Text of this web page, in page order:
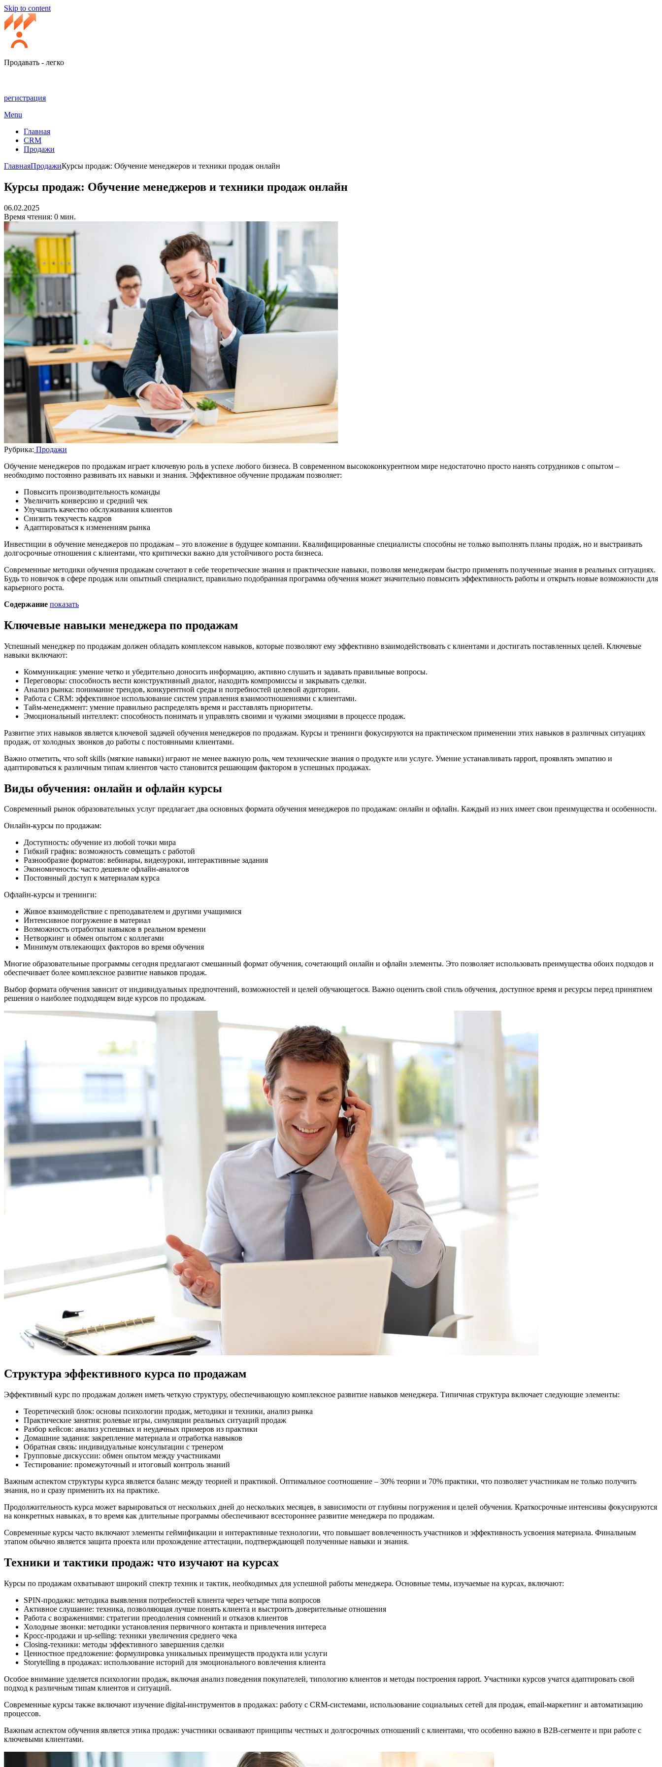
Skip to content
Продавать - легко
регистрация
Menu
Главная
CRM
Продажи
ГлавнаяПродажиКурсы продаж: Обучение менеджеров и техники продаж онлайн
Курсы продаж: Обучение менеджеров и техники продаж онлайн
06.02.2025
Время чтения: 0 мин.
Рубрика: Продажи
Обучение менеджеров по продажам играет ключевую роль в успехе любого бизнеса. В современном высококонкурентном мире недостаточно просто нанять сотрудников с опытом –
необходимо постоянно развивать их навыки и знания. Эффективное обучение продажам позволяет:
Повысить производительность команды
Увеличить конверсию и средний чек
Улучшить качество обслуживания клиентов
Снизить текучесть кадров
Адаптироваться к изменениям рынка
Инвестиции в обучение менеджеров по продажам – это вложение в будущее компании. Квалифицированные специалисты способны не только выполнять планы продаж, но и выстраивать
долгосрочные отношения с клиентами, что критически важно для устойчивого роста бизнеса.
Современные методики обучения продажам сочетают в себе теоретические знания и практические навыки, позволяя менеджерам быстро применять полученные знания в реальных ситуациях.
Будь то новичок в сфере продаж или опытный специалист, правильно подобранная программа обучения может значительно повысить эффективность работы и открыть новые возможности для
карьерного роста.
Содержание показать
Ключевые навыки менеджера по продажам
Успешный менеджер по продажам должен обладать комплексом навыков, которые позволяют ему эффективно взаимодействовать с клиентами и достигать поставленных целей. Ключевые
навыки включают:
Коммуникация: умение четко и убедительно доносить информацию, активно слушать и задавать правильные вопросы.
Переговоры: способность вести конструктивный диалог, находить компромиссы и закрывать сделки.
Анализ рынка: понимание трендов, конкурентной среды и потребностей целевой аудитории.
Работа с CRM: эффективное использование систем управления взаимоотношениями с клиентами.
Тайм-менеджмент: умение правильно распределять время и расставлять приоритеты.
Эмоциональный интеллект: способность понимать и управлять своими и чужими эмоциями в процессе продаж.
Развитие этих навыков является ключевой задачей обучения менеджеров по продажам. Курсы и тренинги фокусируются на практическом применении этих навыков в различных ситуациях
продаж, от холодных звонков до работы с постоянными клиентами.
Важно отметить, что soft skills (мягкие навыки) играют не менее важную роль, чем технические знания о продукте или услуге. Умение устанавливать rapport, проявлять эмпатию и
адаптироваться к различным типам клиентов часто становится решающим фактором в успешных продажах.
Виды обучения: онлайн и офлайн курсы
Современный рынок образовательных услуг предлагает два основных формата обучения менеджеров по продажам: онлайн и офлайн. Каждый из них имеет свои преимущества и особенности.
Онлайн-курсы по продажам:
Доступность: обучение из любой точки мира
Гибкий график: возможность совмещать с работой
Разнообразие форматов: вебинары, видеоуроки, интерактивные задания
Экономичность: часто дешевле офлайн-аналогов
Постоянный доступ к материалам курса
Офлайн-курсы и тренинги:
Живое взаимодействие с преподавателем и другими учащимися
Интенсивное погружение в материал
Возможность отработки навыков в реальном времени
Нетворкинг и обмен опытом с коллегами
Минимум отвлекающих факторов во время обучения
Многие образовательные программы сегодня предлагают смешанный формат обучения, сочетающий онлайн и офлайн элементы. Это позволяет использовать преимущества обоих подходов и
обеспечивает более комплексное развитие навыков продаж.
Выбор формата обучения зависит от индивидуальных предпочтений, возможностей и целей обучающегося. Важно оценить свой стиль обучения, доступное время и ресурсы перед принятием
решения о наиболее подходящем виде курсов по продажам.
Структура эффективного курса по продажам
Эффективный курс по продажам должен иметь четкую структуру, обеспечивающую комплексное развитие навыков менеджера. Типичная структура включает следующие элементы:
Теоретический блок: основы психологии продаж, методики и техники, анализ рынка
Практические занятия: ролевые игры, симуляции реальных ситуаций продаж
Разбор кейсов: анализ успешных и неудачных примеров из практики
Домашние задания: закрепление материала и отработка навыков
Обратная связь: индивидуальные консультации с тренером
Групповые дискуссии: обмен опытом между участниками
Тестирование: промежуточный и итоговый контроль знаний
Важным аспектом структуры курса является баланс между теорией и практикой. Оптимальное соотношение – 30% теории и 70% практики, что позволяет участникам не только получить
знания, но и сразу применить их на практике.
Продолжительность курса может варьироваться от нескольких дней до нескольких месяцев, в зависимости от глубины погружения и целей обучения. Краткосрочные интенсивы фокусируются
на конкретных навыках, в то время как длительные программы обеспечивают всестороннее развитие менеджера по продажам.
Современные курсы часто включают элементы геймификации и интерактивные технологии, что повышает вовлеченность участников и эффективность усвоения материала. Финальным
этапом обычно является защита проекта или прохождение аттестации, подтверждающей полученные навыки и знания.
Техники и тактики продаж: что изучают на курсах
Курсы по продажам охватывают широкий спектр техник и тактик, необходимых для успешной работы менеджера. Основные темы, изучаемые на курсах, включают:
SPIN-продажи: методика выявления потребностей клиента через четыре типа вопросов
Активное слушание: техника, позволяющая лучше понять клиента и выстроить доверительные отношения
Работа с возражениями: стратегии преодоления сомнений и отказов клиентов
Холодные звонки: методики установления первичного контакта и привлечения интереса
Кросс-продажи и up-selling: техники увеличения среднего чека
Closing-техники: методы эффективного завершения сделки
Ценностное предложение: формулировка уникальных преимуществ продукта или услуги
Storytelling в продажах: использование историй для эмоционального вовлечения клиента
Особое внимание уделяется психологии продаж, включая анализ поведения покупателей, типологию клиентов и методы построения rapport. Участники курсов учатся адаптировать свой
подход к различным типам клиентов и ситуаций.
Современные курсы также включают изучение digital-инструментов в продажах: работу с CRM-системами, использование социальных сетей для продаж, email-маркетинг и автоматизацию
процессов.
Важным аспектом обучения является этика продаж: участники осваивают принципы честных и долгосрочных отношений с клиентами, что особенно важно в B2B-сегменте и при работе с
ключевыми клиентами.